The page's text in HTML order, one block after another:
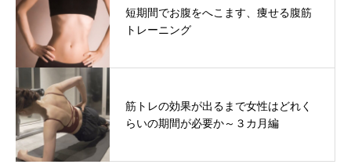
短期間でお腹をへこます、痩せる腹筋
トレーニング
筋トレの効果が出るまで女性はどれく
らいの期間が必要か～３カ月編